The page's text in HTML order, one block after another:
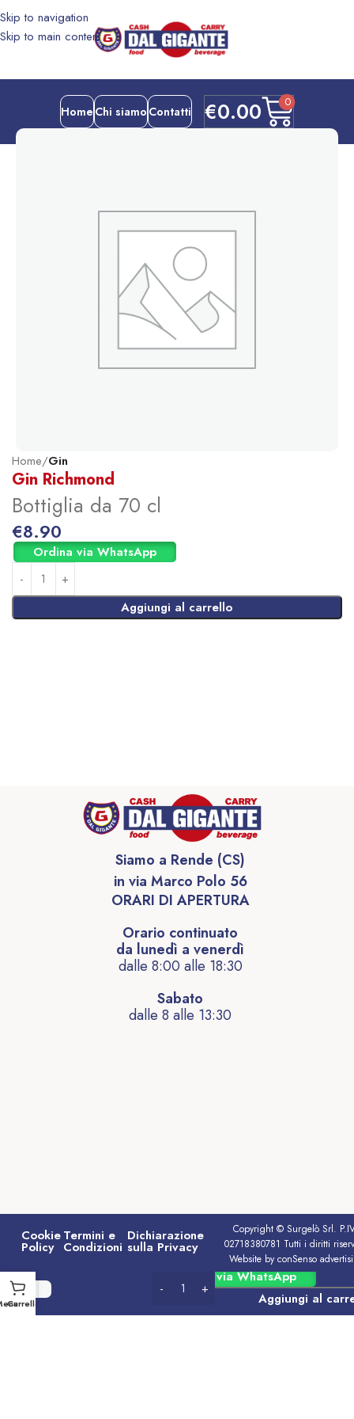
Skip to navigation
Skip to main content
€0.00 0
Home Chi siamo Contatti
Home Gin
Gin Richmond
Bottiglia da 70 cl
€8.90
Aggiungi al carrello
Ordina via WhatsApp
Siamo a Rende (CS)
in via Marco Polo 56
ORARI DI APERTURA
Orario continuato
da lunedì a venerdì
dalle 8:00 alle 18:30
Sabato
dalle 8 alle 13:30
Cookie
Policy
Termini e
Condizioni
Dichiarazione
sulla Privacy
Copyright © Surgelò Srl.
02718380781 Tutti i diritti
Website by conSenso
Aggiungi al
Ordina via WhatsApp
Carrello